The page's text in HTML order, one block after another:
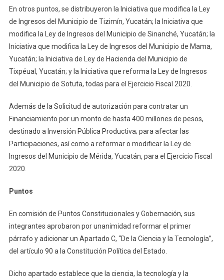
En otros puntos, se distribuyeron la Iniciativa que modifica la Ley
de Ingresos del Municipio de Tizimín, Yucatán; la Iniciativa que
modifica la Ley de Ingresos del Municipio de Sinanché, Yucatán; la
Iniciativa que modifica la Ley de Ingresos del Municipio de Mama,
Yucatán; la Iniciativa de Ley de Hacienda del Municipio de
Tixpéual, Yucatán; y la Iniciativa que reforma la Ley de Ingresos
del Municipio de Sotuta, todas para el Ejercicio Fiscal 2020.
Además de la Solicitud de autorización para contratar un
Financiamiento por un monto de hasta 400 millones de pesos,
destinado a Inversión Pública Productiva; para afectar las
Participaciones, así como a reformar o modificar la Ley de
Ingresos del Municipio de Mérida, Yucatán, para el Ejercicio Fiscal
2020.
Puntos
En comisión de Puntos Constitucionales y Gobernación, sus
integrantes aprobaron por unanimidad reformar el primer
párrafo y adicionar un Apartado C, “De la Ciencia y la Tecnología”,
del artículo 90 a la Constitución Política del Estado.
Dicho apartado establece que la ciencia, la tecnología y la